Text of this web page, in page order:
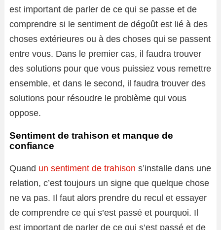
est important de parler de ce qui se passe et de
comprendre si le sentiment de dégoût est lié à des
choses extérieures ou à des choses qui se passent
entre vous. Dans le premier cas, il faudra trouver
des solutions pour que vous puissiez vous remettre
ensemble, et dans le second, il faudra trouver des
solutions pour résoudre le problème qui vous
oppose.
Sentiment de trahison et manque de
confiance
Quand un sentiment de trahison s’installe dans une
relation, c’est toujours un signe que quelque chose
ne va pas. Il faut alors prendre du recul et essayer
de comprendre ce qui s’est passé et pourquoi. Il
est important de parler de ce qui s’est passé et de